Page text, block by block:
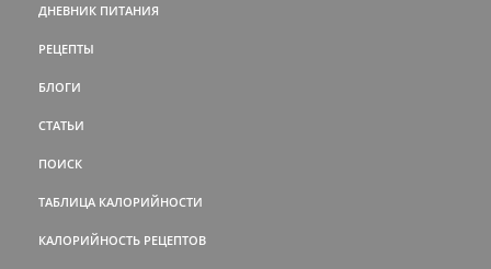
ДНЕВНИК ПИТАНИЯ
РЕЦЕПТЫ
БЛОГИ
СТАТЬИ
ПОИСК
ТАБЛИЦА КАЛОРИЙНОСТИ
КАЛОРИЙНОСТЬ РЕЦЕПТОВ